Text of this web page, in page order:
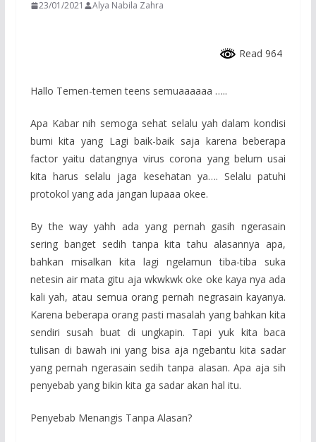
23/01/2021 Alya Nabila Zahra
Read 964
Hallo Temen-temen teens semuaaaaaa …..
Apa Kabar nih semoga sehat selalu yah dalam kondisi
bumi kita yang Lagi baik-baik saja karena beberapa
factor yaitu datangnya virus corona yang belum usai
kita harus selalu jaga kesehatan ya…. Selalu patuhi
protokol yang ada jangan lupaaa okee.
By the way yahh ada yang pernah gasih ngerasain
sering banget sedih tanpa kita tahu alasannya apa,
bahkan misalkan kita lagi ngelamun tiba-tiba suka
netesin air mata gitu aja wkwkwk oke oke kaya nya ada
kali yah, atau semua orang pernah negrasain kayanya.
Karena beberapa orang pasti masalah yang bahkan kita
sendiri susah buat di ungkapin. Tapi yuk kita baca
tulisan di bawah ini yang bisa aja ngebantu kita sadar
yang pernah ngerasain sedih tanpa alasan. Apa aja sih
penyebab yang bikin kita ga sadar akan hal itu.
Penyebab Menangis Tanpa Alasan?